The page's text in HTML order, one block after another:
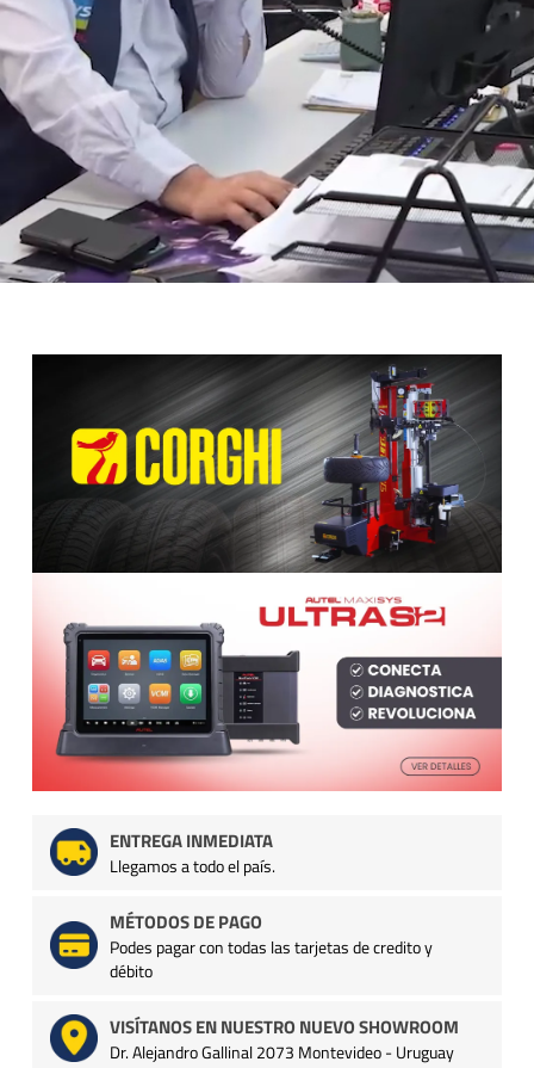
ENTREGA INMEDIATA
Llegamos a todo el país.
MÉTODOS DE PAGO
Podes pagar con todas las tarjetas de credito y
débito
VISÍTANOS EN NUESTRO NUEVO SHOWROOM
Dr. Alejandro Gallinal 2073 Montevideo - Uruguay